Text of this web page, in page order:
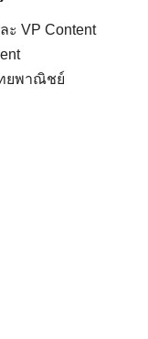
ะ VP Content
ยพาณิชย์